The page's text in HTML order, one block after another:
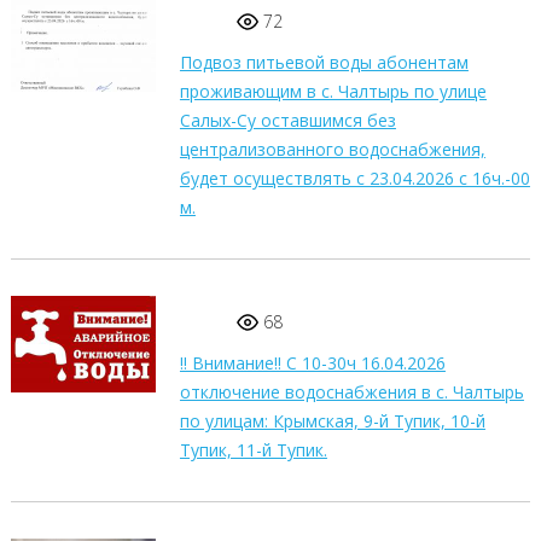
72
Подвоз питьевой воды абонентам
проживающим в с. Чалтырь по улице
Салых-Су оставшимся без
централизованного водоснабжения,
будет осуществлять с 23.04.2026 с 16ч.-00
м.
68
!! Внимание!! С 10-30ч 16.04.2026
отключение водоснабжения в с. Чалтырь
по улицам: Крымская, 9-й Тупик, 10-й
Тупик, 11-й Тупик.